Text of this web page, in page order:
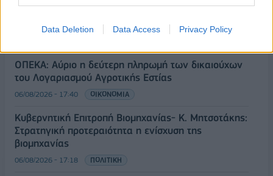
Data Deletion Data Access Privacy Policy
εκατ. ευρώ ο τζίρος
ΟΠΕΚΑ: Αύριο η δεύτερη πληρωμή των δικαιούχων
του Λογαριασμού Αγροτικής Εστίας
06/08/2026 - 17:40 ΟΙΚΟΝΟΜΙΑ
Κυβερνητική Επιτροπή Βιομηχανίας- Κ. Μητσοτάκης:
Στρατηγική προτεραιότητα η ενίσχυση της
βιομηχανίας
06/08/2026 - 17:18 ΠΟΛΙΤΙΚΗ